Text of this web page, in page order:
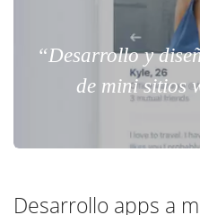
“Desarrollo y
de mini sitios
Desarrollo apps a